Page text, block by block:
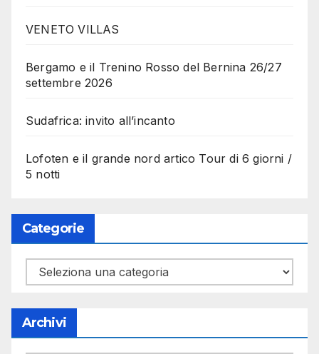
VENETO VILLAS
Bergamo e il Trenino Rosso del Bernina 26/27
settembre 2026
Sudafrica: invito all’incanto
Lofoten e il grande nord artico Tour di 6 giorni /
5 notti
Categorie
Categorie
Archivi